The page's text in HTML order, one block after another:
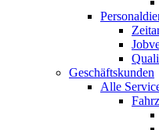
Geschäftskunden
Alle